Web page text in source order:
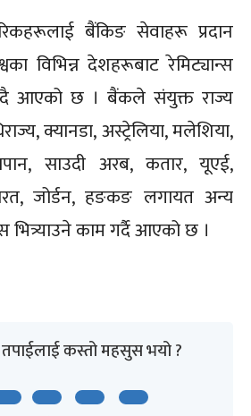
बैंकिङ सेवाहरू प्रदान
विभिन्न देशहरूबाट रेमिट्यान्स
आएको छ । बैंकले संयुक्त राज्य
क्यानडा, अस्ट्रेलिया, मलेशिया,
साउदी अरब, कतार, यूएई,
जोर्डन, हङकङ लगायत अन्य
भित्र्याउने काम गर्दै आएको छ ।
कस्तो महसुस भयो ?